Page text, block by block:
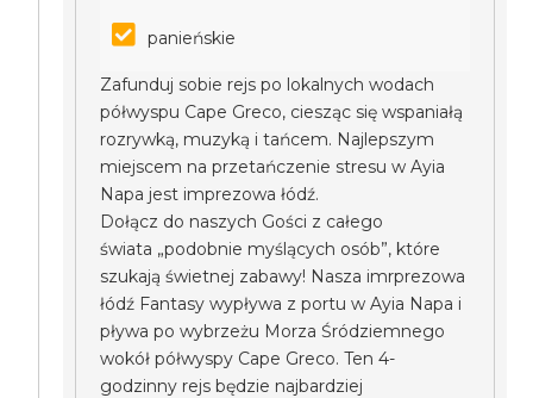
panieńskie
Zafunduj sobie rejs po lokalnych wodach
półwyspu Cape Greco, ciesząc się wspaniałą
rozrywką, muzyką i tańcem. Najlepszym
miejscem na przetańczenie stresu w Ayia
Napa jest imprezowa łódź.
Dołącz do naszych Gości z całego
świata „podobnie myślących osób”, które
szukają świetnej zabawy! Nasza imrprezowa
łódź Fantasy wypływa z portu w Ayia Napa i
pływa po wybrzeżu Morza Śródziemnego
wokół półwyspy Cape Greco. Ten 4-
godzinny rejs będzie najbardziej